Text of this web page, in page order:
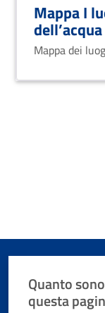
Mappa I
dell’acqua
Mappa dei
Quanto
questa